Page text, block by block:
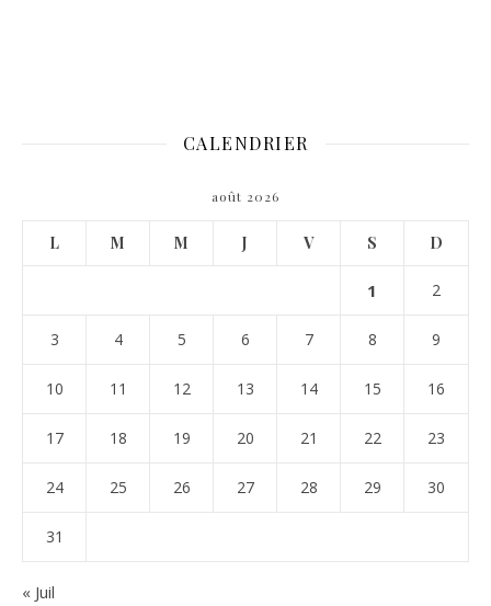
CALENDRIER
août 2026
L M M J V S D
1 2
3 4 5 6 7 8 9
10 11 12 13 14 15 16
17 18 19 20 21 22 23
24 25 26 27 28 29 30
31
« Juil